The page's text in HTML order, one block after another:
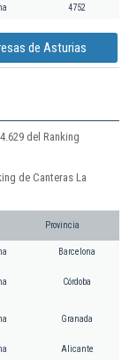
4752
de Asturias
del Ranking
de Canteras La
Provincia
Barcelona
Córdoba
Granada
Alicante